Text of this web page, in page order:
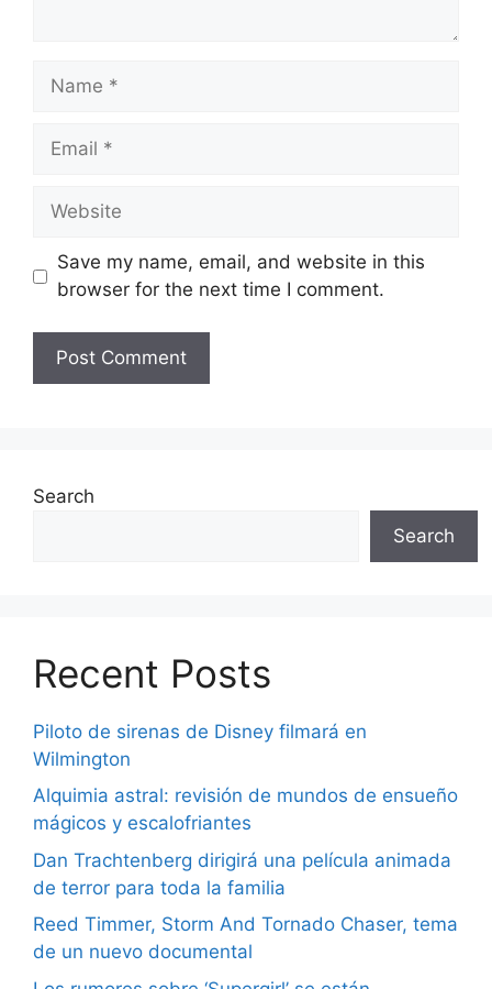
Name
Email
Website
Save my name, email, and website in this
browser for the next time I comment.
Search
Search
Recent Posts
Piloto de sirenas de Disney filmará en
Wilmington
Alquimia astral: revisión de mundos de ensueño
mágicos y escalofriantes
Dan Trachtenberg dirigirá una película animada
de terror para toda la familia
Reed Timmer, Storm And Tornado Chaser, tema
de un nuevo documental